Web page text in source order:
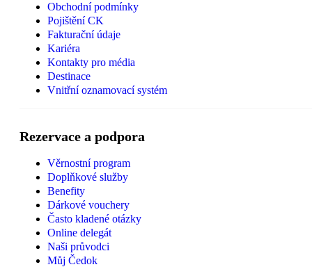
Obchodní podmínky
Pojištění CK
Fakturační údaje
Kariéra
Kontakty pro média
Destinace
Vnitřní oznamovací systém
Rezervace a podpora
Věrnostní program
Doplňkové služby
Benefity
Dárkové vouchery
Často kladené otázky
Online delegát
Naši průvodci
Můj Čedok